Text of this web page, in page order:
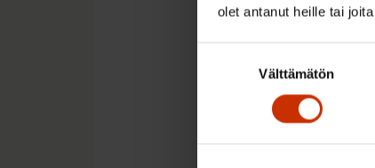
olet antanut heille tai
Välttämätön
Kirjoittaja on